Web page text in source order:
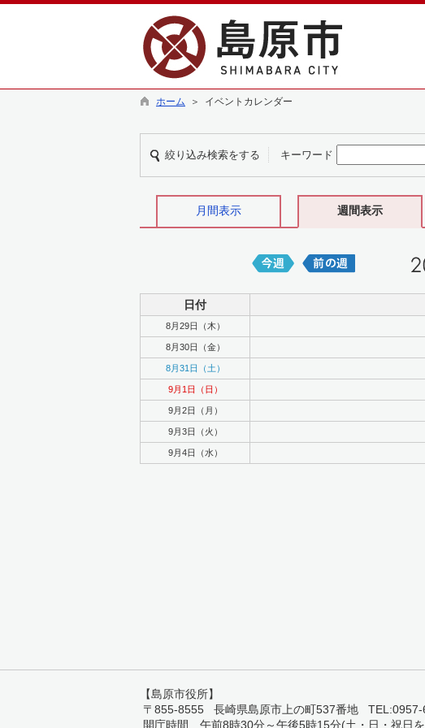
ホーム ＞ イベントカレンダー
絞り込み検索をする キーワード
月間表示 週間表示
日付
8月29日（木）
8月30日（金）
8月31日（土）
9月1日（日）
9月2日（月）
9月3日（火）
9月4日（水）
【島原市役所】
〒855-8555 長崎県島原市上の町537番地
開庁時間 午前8時30分～午後5時15分(土・日・祝日